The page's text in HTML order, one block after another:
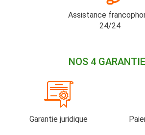
Assistance
24/24
NOS 4
Garantie juridique